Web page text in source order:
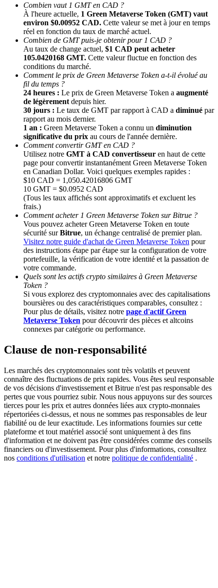
Parrainage
Invitez un ami pour recevoir des récompenses en espèces
BTC Welcome Rewards
BTC Welcome Rewards
Deposit & Trade BTC to Share 25000 USDT prize pool!
Deposit CASHCAT & Win
Share 500000 CASHCAT prize pool
Exclusive for BitMart Users
Register & Trade to Win 500,000 USDT
Trade Gold & Silver · 33,333 USDT Bonus
USDT New User Exclusive 10% APR
USDT Flexible Staking | Daily Rewards
Combien vaut 1 GMT en CAD ?
À l'heure actuelle, 1 Green Metaverse Token (GMT) vaut
environ $0.00952 CAD. Cette valeur se met à jour en temps
réel en fonction du taux de marché actuel.
Combien de GMT puis-je obtenir pour 1 CAD ?
Au taux de change actuel, $1 CAD peut acheter
105.0420168 GMT. Cette valeur fluctue en fonction des
conditions du marché.
Comment le prix de Green Metaverse Token a-t-il évolué au
fil du temps ?
24 heures : Le prix de Green Metaverse Token a augmenté
de légèrement depuis hier.
30 jours : Le taux de GMT par rapport à CAD a diminué par
rapport au mois dernier.
1 an : Green Metaverse Token a connu un diminution
significative du prix au cours de l'année dernière.
Comment convertir GMT en CAD ?
Utilisez notre GMT à CAD convertisseur en haut de cette
page pour convertir instantanément Green Metaverse Token
en Canadian Dollar. Voici quelques exemples rapides :
$10 CAD = 1,050.42016806 GMT
10 GMT = $0.0952 CAD
(Tous les taux affichés sont approximatifs et excluent les
frais.)
Comment acheter 1 Green Metaverse Token sur Bitrue ?
Vous pouvez acheter Green Metaverse Token en toute
sécurité surBitrue, un échange centralisé de premier plan.
Visitez notre guide d'achat de Green Metaverse Token pour
des instructions étape par étape sur la configuration de votre
portefeuille, la vérification de votre identité et la passation de
votre commande.
Quels sont les actifs crypto similaires à Green Metaverse
Token ?
Si vous explorez des cryptomonnaies avec des capitalisations
boursières ou des caractéristiques comparables, consultez :
Pour plus de détails, visitez notre page d'actif Green
Metaverse Token pour découvrir des pièces et altcoins
connexes par catégorie ou performance.
Clause de non-responsabilité
Les marchés des cryptomonnaies sont très volatils et peuvent
connaître des fluctuations de prix rapides. Vous êtes seul responsable
de vos décisions d'investissement et Bitrue n'est pas responsable des
pertes que vous pourriez subir. Nous nous appuyons sur des sources
tierces pour les prix et autres données liées aux crypto-monnaies
répertoriées ci-dessus, et nous ne sommes pas responsables de leur
fiabilité ou de leur exactitude. Les informations fournies sur cette
plateforme et tout matériel associé sont uniquement à des fins
d'information et ne doivent pas être considérées comme des conseils
financiers ou d'investissement. Pour plus d'informations, consultez
nos conditions d'utilisation et notre politique de confidentialité .